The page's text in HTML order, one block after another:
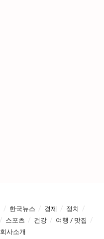
한국뉴스 경제
정치
스포츠 건강
여행 / 맛집
회사소개